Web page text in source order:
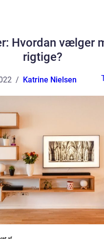
Hvordan vælger
rigtige?
Katrine Nielsen